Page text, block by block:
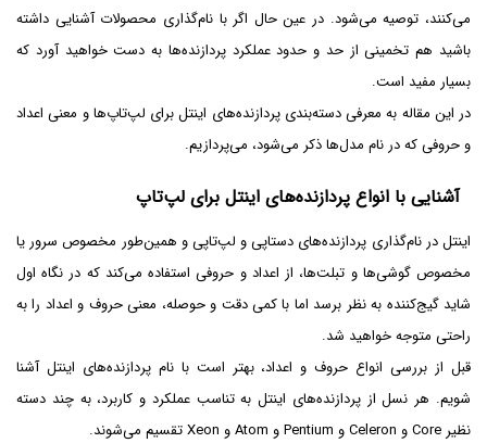
می‌کنند، توصیه می‌شود. در عین حال اگر با نام‌گذاری محصولات آشنایی داشته
باشید هم تخمینی از حد و حدود عملکرد پردازنده‌ها به دست خواهید آورد که
بسیار مفید است.
در این مقاله به معرفی دسته‌بندی پردازنده‌های اینتل برای لپ‌تاپ‌ها و معنی اعداد
و حروفی که در نام مدل‌ها ذکر می‌شود، می‌پردازیم.
آشنایی با انواع پردازنده‌های اینتل برای لپ‌تاپ
اینتل در نام‌گذاری پردازنده‌های دستاپی و لپ‌تاپی و همین‌طور مخصوص سرور یا
مخصوص گوشی‌ها و تبلت‌ها، از اعداد و حروفی استفاده می‌کند که در نگاه اول
شاید گیج‌کننده به نظر برسد اما با کمی دقت و حوصله، معنی حروف و اعداد را به
راحتی متوجه خواهید شد.
قبل از بررسی انواع حروف و اعداد، بهتر است با نام پردازنده‌های اینتل آشنا
شویم. هر نسل از پردازنده‌های اینتل به تناسب عملکرد و کاربرد، به چند دسته
نظیر Core و Celeron و Pentium و Atom و Xeon تقسیم می‌شوند.